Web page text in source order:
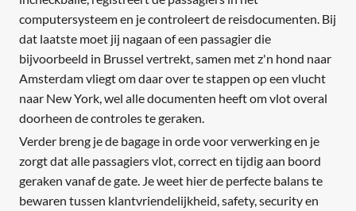
computersysteem en je controleert de reisdocumenten. Bij
dat laatste moet jij nagaan of een passagier die
bijvoorbeeld in Brussel vertrekt, samen met z'n hond naar
Amsterdam vliegt om daar over te stappen op een vlucht
naar New York, wel alle documenten heeft om vlot overal
doorheen de controles te geraken.
Verder breng je de bagage in orde voor verwerking en je
zorgt dat alle passagiers vlot, correct en tijdig aan boord
geraken vanaf de gate. Je weet hier de perfecte balans te
bewaren tussen klantvriendelijkheid, safety, security en